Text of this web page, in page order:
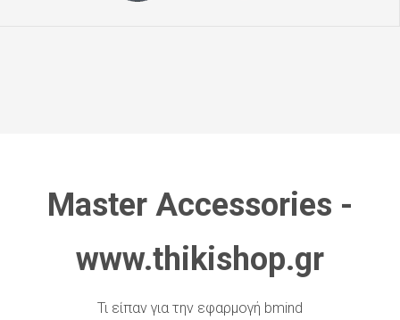
Master Accessories -
www.thikishop.gr
Τι είπαν για την εφαρμογή bmind